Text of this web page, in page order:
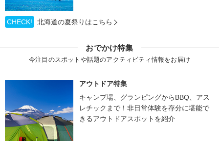
CHECK! 北海道の夏祭りはこちら
おでかけ特集
今注目のスポットや話題のアクティビティ情報をお届け
アウトドア特集
キャンプ場、グランピングからBBQ、アス
レチックまで！非日常体験を存分に堪能で
きるアウトドアスポットを紹介